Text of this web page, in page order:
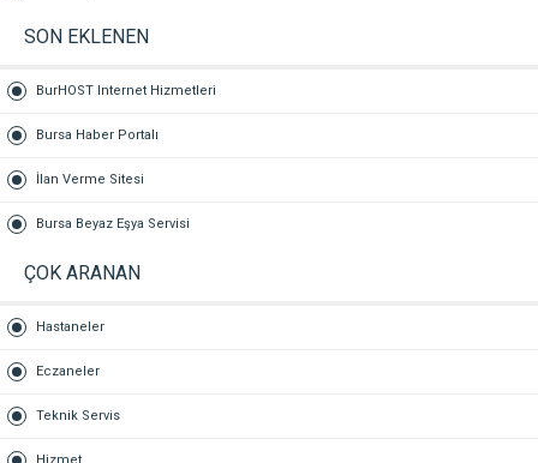
SON EKLENEN
BurHOST Internet Hizmetleri
Bursa Haber Portalı
İlan Verme Sitesi
Bursa Beyaz Eşya Servisi
ÇOK ARANAN
Hastaneler
Eczaneler
Teknik Servis